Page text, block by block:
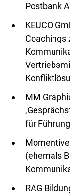
Postbank
KEUCO
Coachings
MM
für
(ehemals
RAG